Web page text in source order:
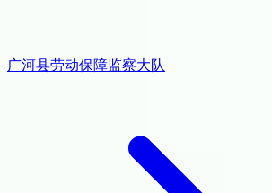
广河县劳动保障监察大队